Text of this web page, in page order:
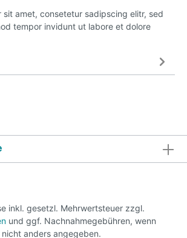
sit amet, consetetur sadipscing elitr, sed
tempor invidunt ut labore et dolore
inkl. gesetzl. Mehrwertsteuer zzgl.
und ggf. Nachnahmegebühren, wenn
nicht anders angegeben.